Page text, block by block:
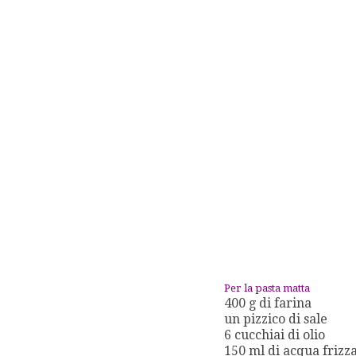
Per la pasta matta
400 g di farina
un pizzico di sale
6 cucchiai di olio
150 ml di acqua